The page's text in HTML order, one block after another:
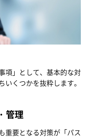
項」として、基本的な対
くつかを抜粋します。
管理
重要となる対策が「パス